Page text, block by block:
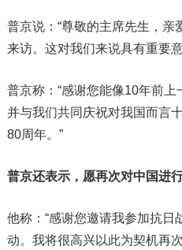
普京说：“尊敬的主席先生，亲
来访。这对我们来说具有重要
普京称：“感谢您能像10年前上
并与我们共同庆祝对我国而言
80周年。”
普京还表示，愿再次对中国进
他称：“感谢您邀请我参加抗
动。我将很高兴以此为契机再